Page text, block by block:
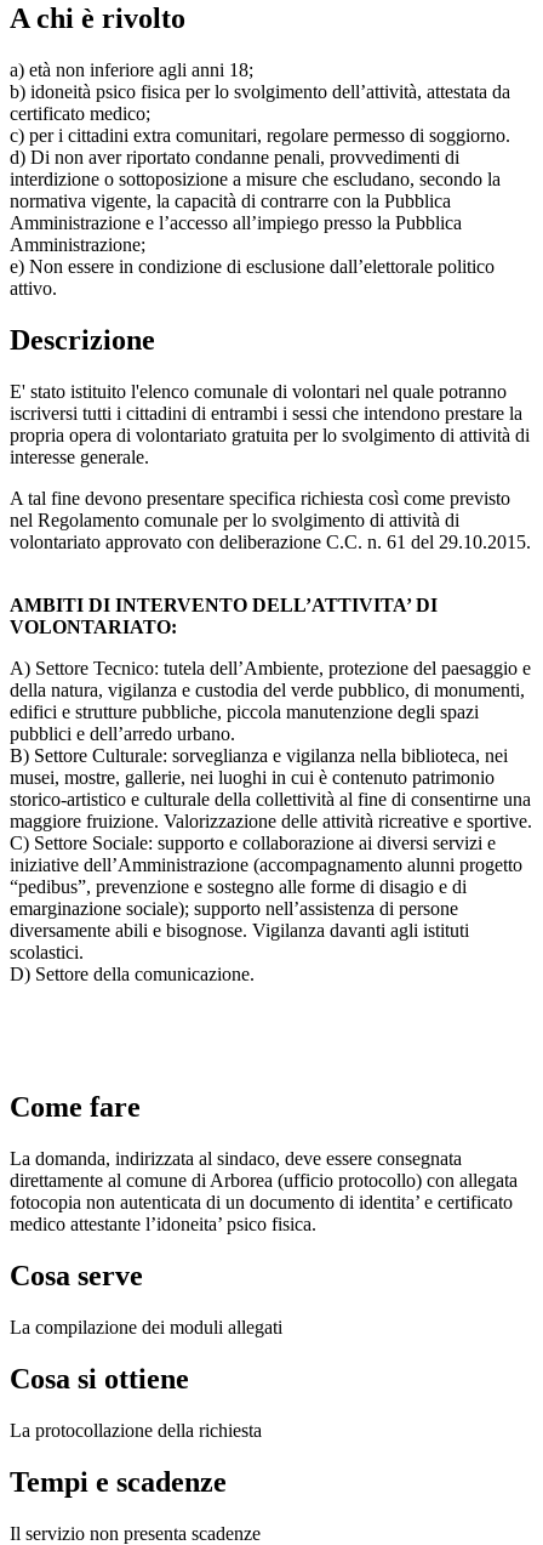
A chi è rivolto
a) età non inferiore agli anni 18;
b) idoneità psico fisica per lo svolgimento dell’attività, attestata da
certificato medico;
c) per i cittadini extra comunitari, regolare permesso di soggiorno.
d) Di non aver riportato condanne penali, provvedimenti di
interdizione o sottoposizione a misure che escludano, secondo la
normativa vigente, la capacità di contrarre con la Pubblica
Amministrazione e l’accesso all’impiego presso la Pubblica
Amministrazione;
e) Non essere in condizione di esclusione dall’elettorale politico
attivo.
Descrizione
E' stato istituito l'elenco comunale di volontari nel quale potranno
iscriversi tutti i cittadini di entrambi i sessi che intendono prestare la
propria opera di volontariato gratuita per lo svolgimento di attività di
interesse generale.
A tal fine devono presentare specifica richiesta così come previsto
nel Regolamento comunale per lo svolgimento di attività di
volontariato approvato con deliberazione C.C. n. 61 del 29.10.2015.
AMBITI DI INTERVENTO DELL’ATTIVITA’ DI
VOLONTARIATO:
A) Settore Tecnico: tutela dell’Ambiente, protezione del paesaggio e
della natura, vigilanza e custodia del verde pubblico, di monumenti,
edifici e strutture pubbliche, piccola manutenzione degli spazi
pubblici e dell’arredo urbano.
B) Settore Culturale: sorveglianza e vigilanza nella biblioteca, nei
musei, mostre, gallerie, nei luoghi in cui è contenuto patrimonio
storico-artistico e culturale della collettività al fine di consentirne una
maggiore fruizione. Valorizzazione delle attività ricreative e sportive.
C) Settore Sociale: supporto e collaborazione ai diversi servizi e
iniziative dell’Amministrazione (accompagnamento alunni progetto
“pedibus”, prevenzione e sostegno alle forme di disagio e di
emarginazione sociale); supporto nell’assistenza di persone
diversamente abili e bisognose. Vigilanza davanti agli istituti
scolastici.
D) Settore della comunicazione.
Come fare
La domanda, indirizzata al sindaco, deve essere consegnata
direttamente al comune di Arborea (ufficio protocollo) con allegata
fotocopia non autenticata di un documento di identita’ e certificato
medico attestante l’idoneita’ psico fisica.
Cosa serve
La compilazione dei moduli allegati
Cosa si ottiene
La protocollazione della richiesta
Tempi e scadenze
Il servizio non presenta scadenze